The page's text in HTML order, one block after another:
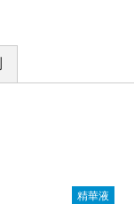
精華液